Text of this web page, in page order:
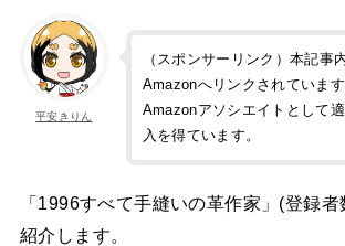
平安きりん
（スポンサーリンク）本記事
Amazonへリンクされていま
Amazonアソシエイトとして
入を得ています。
「1996すべて手縫いの革作家」(登録
紹介します。